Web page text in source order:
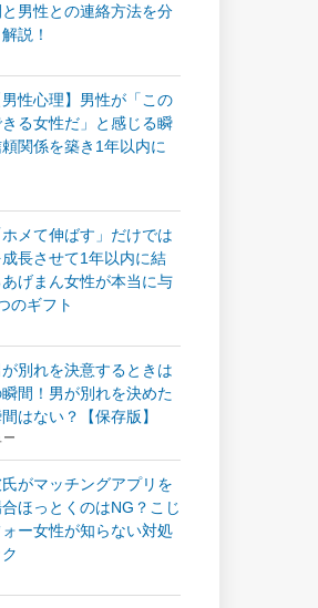
男性との連絡方法を分
説！
男性心理】男性が「この
きる女性だ」と感じる瞬
関係を築き1年以内に
ホメて伸ばす」だけでは
長させて1年以内に結
げまん女性が本当に与
のギフト
が別れを決意するときは
間！男が別れを決めた
はない？【保存版】
ー
氏がマッチングアプリを
ほっとくのはNG？こじ
ー女性が知らない対処